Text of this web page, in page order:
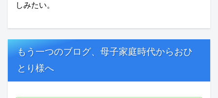
しみたい。
もう一つのブログ、母子家庭時代からおひ
とり様へ